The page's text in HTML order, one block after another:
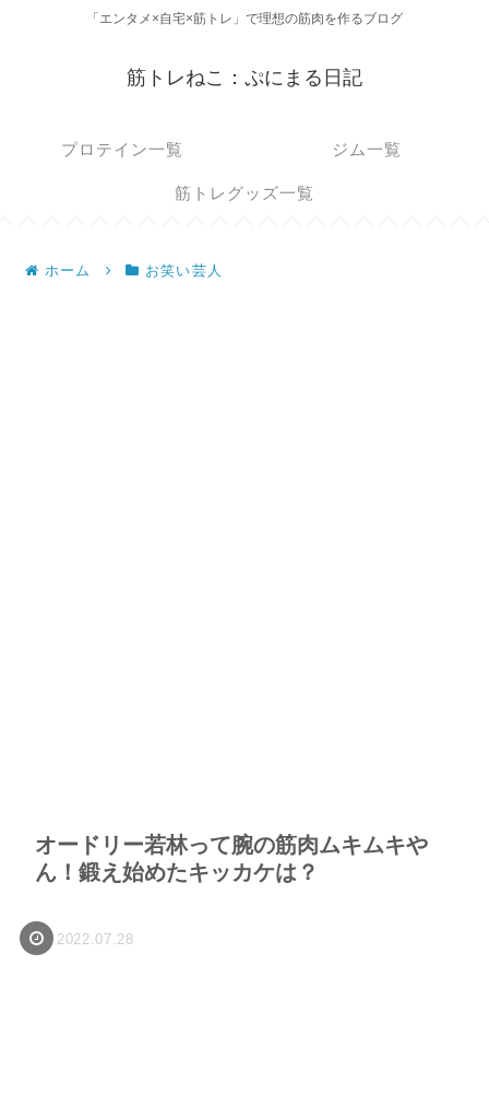
「エンタメ×自宅×筋トレ」で理想の筋肉を作るブログ
筋トレねこ：ぷにまる日記
プロテイン一覧 ジム一覧
筋トレグッズ一覧
ホーム お笑い芸人
オードリー若林って腕の筋肉ムキムキや
ん！鍛え始めたキッカケは？
2022.07.28